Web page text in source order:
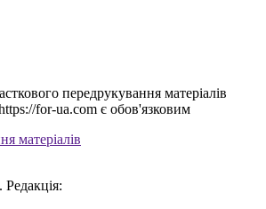
передрукування матеріалів
for-ua.com є обов'язковим
матеріалів
. Редакція: